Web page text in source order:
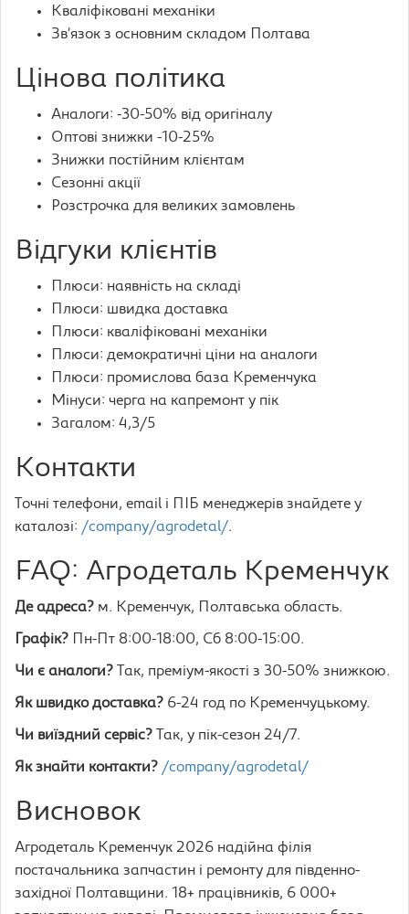
Кваліфіковані механіки
Зв’язок з основним складом Полтава
Цінова політика
Аналоги: -30-50% від оригіналу
Оптові знижки -10-25%
Знижки постійним клієнтам
Сезонні акції
Розстрочка для великих замовлень
Відгуки клієнтів
Плюси: наявність на складі
Плюси: швидка доставка
Плюси: кваліфіковані механіки
Плюси: демократичні ціни на аналоги
Плюси: промислова база Кременчука
Мінуси: черга на капремонт у пік
Загалом: 4,3/5
Контакти
Точні телефони, email і ПІБ менеджерів знайдете у
каталозі: /company/agrodetal/.
FAQ: Агродеталь Кременчук
Де адреса? м. Кременчук, Полтавська область.
Графік? Пн-Пт 8:00-18:00, Сб 8:00-15:00.
Чи є аналоги? Так, преміум-якості з 30-50% знижкою.
Як швидко доставка? 6-24 год по Кременчуцькому.
Чи виїздний сервіс? Так, у пік-сезон 24/7.
Як знайти контакти? /company/agrodetal/
Висновок
Агродеталь Кременчук 2026 надійна філія
постачальника запчастин і ремонту для південно-
західної Полтавщини. 18+ працівників, 6 000+